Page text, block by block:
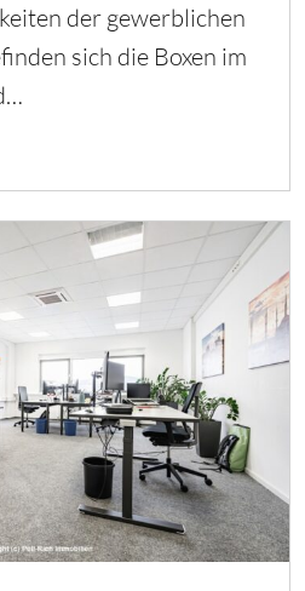
der gewerblichen
sich die Boxen im